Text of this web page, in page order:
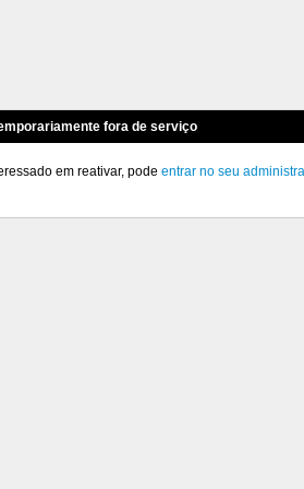
fora de serviço
em reativar, pode entrar no seu